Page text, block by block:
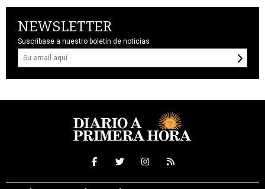
NEWSLETTER
Suscríbase a nuestro boletín de noticias